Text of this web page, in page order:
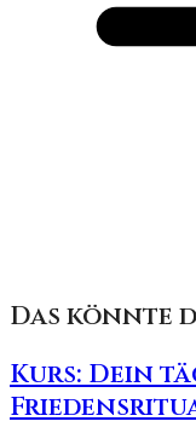
Das könnte
Kurs: Dein